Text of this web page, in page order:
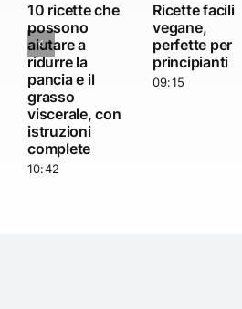
10 ricette che
possono
aiutare a
ridurre la
pancia e il
grasso
viscerale, con
istruzioni
complete
10:42
Ricette facili
vegane,
perfette per
principianti
09:15